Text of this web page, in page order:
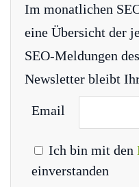
Im monatlichen
eine Übersicht der
SEO-Meldungen
Newsletter bleibt
Email
Ich bin mit den
einverstanden